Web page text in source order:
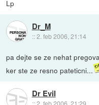
Lp
Dr_M
::2. feb 2006, 21:14
pa dejte se ze nehat
ker ste ze resno pateticni...
Dr Evil